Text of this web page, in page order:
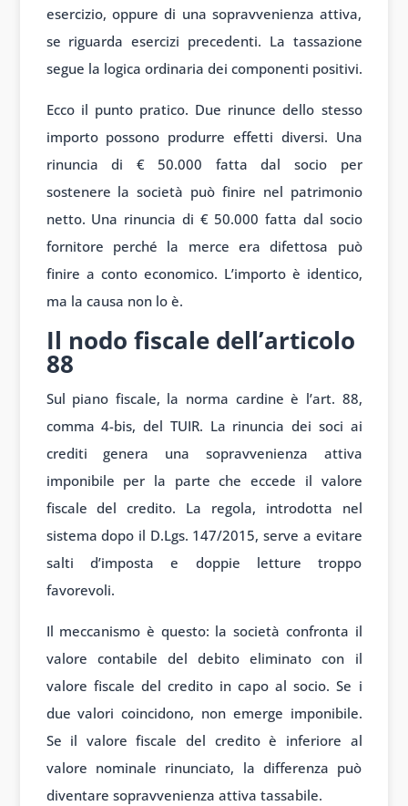
esercizio, oppure di una sopravvenienza attiva,
se riguarda esercizi precedenti. La tassazione
segue la logica ordinaria dei componenti positivi.
Ecco il punto pratico. Due rinunce dello stesso
importo possono produrre effetti diversi. Una
rinuncia di € 50.000 fatta dal socio per
sostenere la società può finire nel patrimonio
netto. Una rinuncia di € 50.000 fatta dal socio
fornitore perché la merce era difettosa può
finire a conto economico. L’importo è identico,
ma la causa non lo è.
Il nodo fiscale dell’articolo
88
Sul piano fiscale, la norma cardine è l’art. 88,
comma 4-bis, del TUIR. La rinuncia dei soci ai
crediti genera una sopravvenienza attiva
imponibile per la parte che eccede il valore
fiscale del credito. La regola, introdotta nel
sistema dopo il D.Lgs. 147/2015, serve a evitare
salti d’imposta e doppie letture troppo
favorevoli.
Il meccanismo è questo: la società confronta il
valore contabile del debito eliminato con il
valore fiscale del credito in capo al socio. Se i
due valori coincidono, non emerge imponibile.
Se il valore fiscale del credito è inferiore al
valore nominale rinunciato, la differenza può
diventare sopravvenienza attiva tassabile.